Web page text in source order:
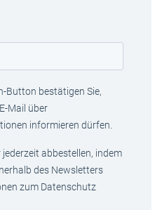
Button bestätigen Sie,
Mail über
informieren dürfen.
abbestellen, indem
des Newsletters
zum Datenschutz